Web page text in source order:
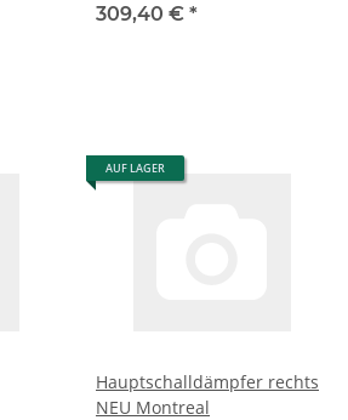
309,40 € *
AUF LAGER
Hauptschalldämpfer rechts
NEU Montreal